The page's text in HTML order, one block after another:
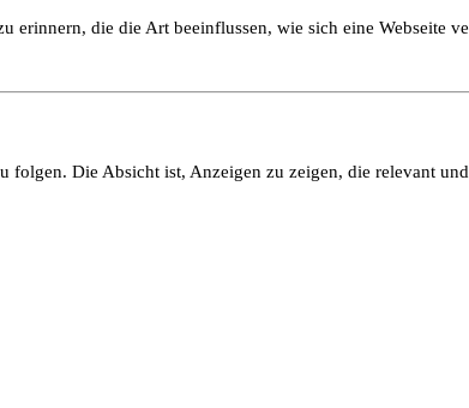
erinnern, die die Art beeinflussen, wie sich eine Webseite
folgen. Die Absicht ist, Anzeigen zu zeigen, die relevant